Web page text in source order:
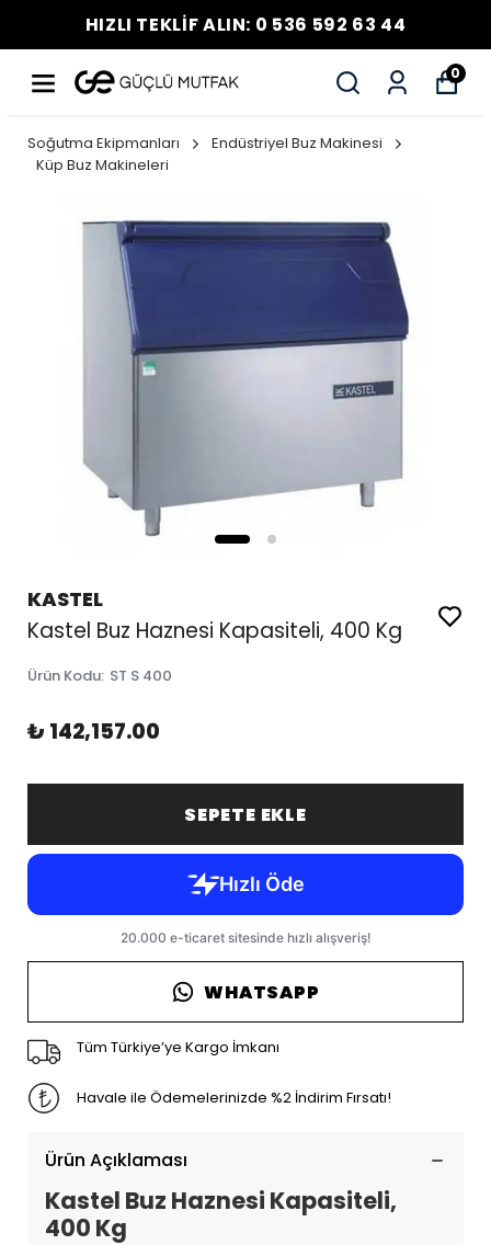
HIZLI TEKLİF ALIN: 0 536 592 63 44
0
Soğutma Ekipmanları
Endüstriyel Buz Makinesi
Küp Buz Makineleri
KASTEL
Kastel Buz Haznesi Kapasiteli, 400 Kg
Ürün Kodu: ST S 400
₺ 142,157.00
SEPETE EKLE
WHATSAPP
Tüm Türkiye’ye Kargo İmkanı
Havale ile Ödemelerinizde %2 İndirim Fırsatı!
Ürün Açıklaması
Kastel Buz Haznesi Kapasiteli,
400 Kg